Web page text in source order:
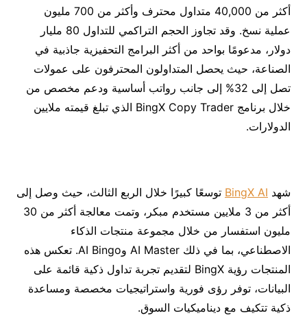
أكثر من 40,000 متداول محترف وأكثر من 700 مليون
عملية نسخ. وقد تجاوز الحجم التراكمي للتداول 80 مليار
دولار، مدعومًا بواحد من أكثر البرامج التحفيزية جاذبية في
الصناعة، حيث يحصل المتداولون المحترفون على عمولات
تصل إلى 32% إلى جانب رواتب أساسية ودعم مخصص من
خلال برنامج BingX Copy Trader الذي تبلغ قيمته ملايين
الدولارات.
شهد BingX AI توسعًا كبيرًا خلال الربع الثالث، حيث وصل إلى
أكثر من 3 ملايين مستخدم مبكر، وتمت معالجة أكثر من 30
مليون استفسار من خلال مجموعة منتجات الذكاء
الاصطناعي، بما في ذلك AI Master وAI Bingo. تعكس هذه
المنتجات رؤية BingX لتقديم تجربة تداول ذكية قائمة على
البيانات، توفر رؤى فورية واستراتيجيات مخصصة ومساعدة
ذكية تتكيف مع ديناميكيات السوق.